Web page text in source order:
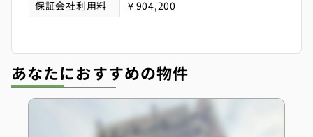
保証会社利用料
￥904,200
あなたにおすすめの物件